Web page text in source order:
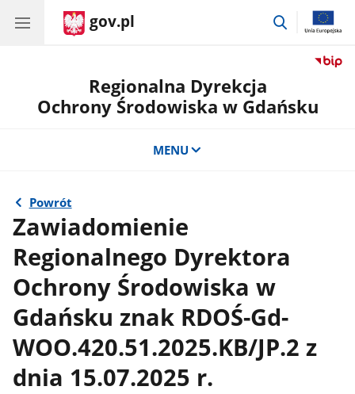
gov.pl
przejdź
Regionalna Dyrekcja
Ochrony Środowiska w Gdańsku
MENU
Powrót
Zawiadomienie
Regionalnego Dyrektora
Ochrony Środowiska w
Gdańsku znak RDOŚ-Gd-
WOO.420.51.2025.KB/JP.2 z
dnia 15.07.2025 r.